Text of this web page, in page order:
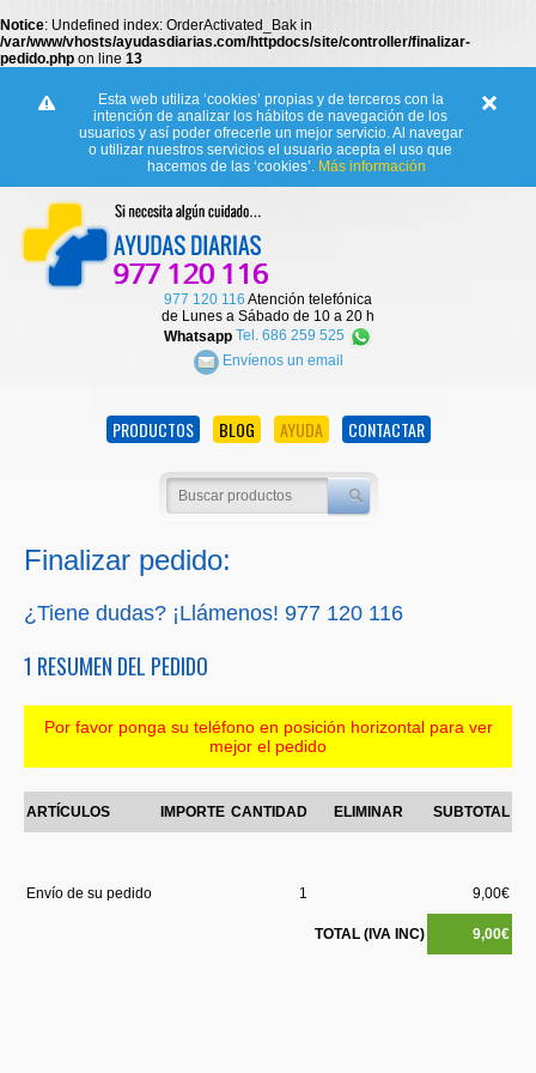
Notice: Undefined index: OrderActivated_Bak in
/var/www/vhosts/ayudasdiarias.com/httpdocs/site/controller/finalizar-
pedido.php on line 13
Esta web utiliza ‘cookies’ propias y de terceros con la
intención de analizar los hábitos de navegación de los
usuarios y así poder ofrecerle un mejor servicio. Al navegar
o utilizar nuestros servicios el usuario acepta el uso que
hacemos de las ‘cookies’. Más información
977 120 116 Atención telefónica
de Lunes a Sábado de 10 a 20 h
Whatsapp Tel. 686 259 525
Envíenos un email
PRODUCTOS BLOG AYUDA CONTACTAR
Finalizar pedido:
¿Tiene dudas? ¡Llámenos! 977 120 116
1 RESUMEN DEL PEDIDO
Por favor ponga su teléfono en posición horizontal para ver
mejor el pedido
ARTÍCULOS IMPORTE CANTIDAD ELIMINAR SUBTOTAL
Envío de su pedido 1 9,00€
TOTAL (IVA INC) 9,00€